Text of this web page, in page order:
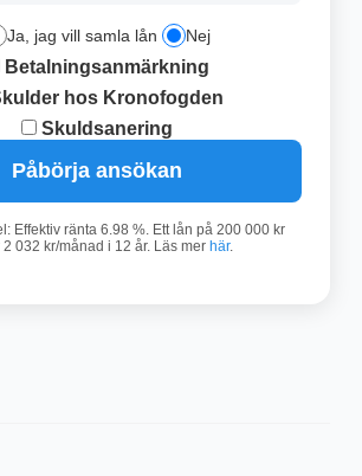
Ja, jag vill samla lån Nej
Betalningsanmärkning
hos Kronofogden
Skuldsanering
Påbörja ansökan
Effektiv ränta 6.98 %. Ett lån på 200 000 kr
2 032 kr/månad i 12 år. Läs mer här.